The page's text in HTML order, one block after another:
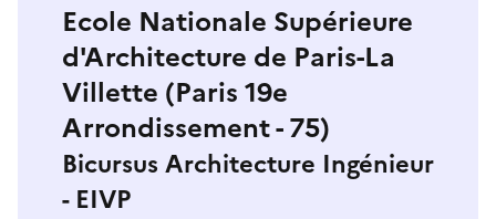
Ecole Nationale Supérieure
d'Architecture de Paris-La
Villette (Paris 19e
Arrondissement - 75)
Bicursus Architecture Ingénieur
- EIVP